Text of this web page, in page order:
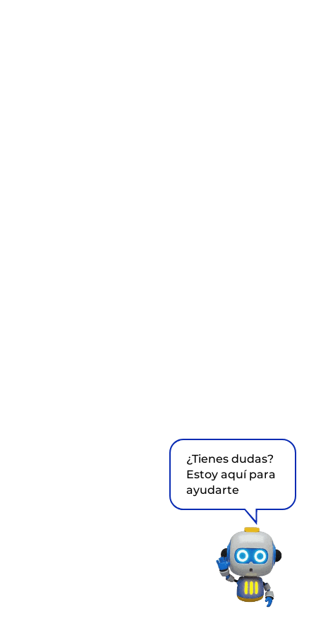
¿Tienes dudas?
Estoy aquí para
ayudarte